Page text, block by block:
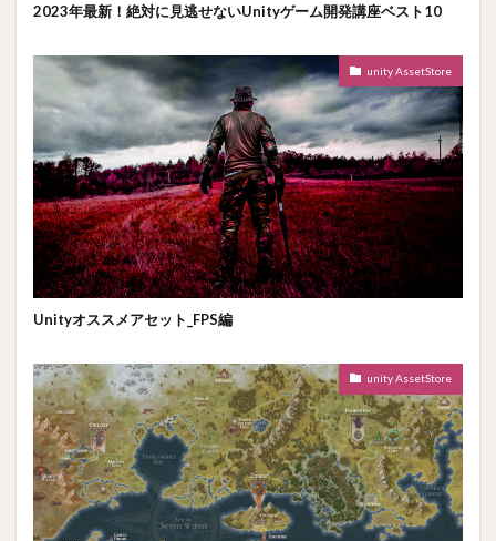
2023年最新！絶対に見逃せないUnityゲーム開発講座ベスト10
unity AssetStore
Unityオススメアセット_FPS編
unity AssetStore